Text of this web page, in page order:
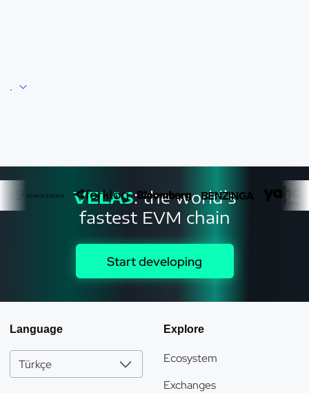
.
VELAS: the world’s
fastest EVM chain
Start developing
Language
Türkçe
Explore
Ecosystem
Exchanges